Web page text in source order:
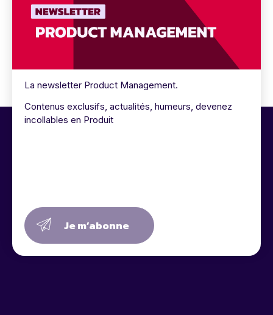
La newsletter Product Management.
Contenus exclusifs, actualités, humeurs, devenez
incollables en Produit
Je m’abonne